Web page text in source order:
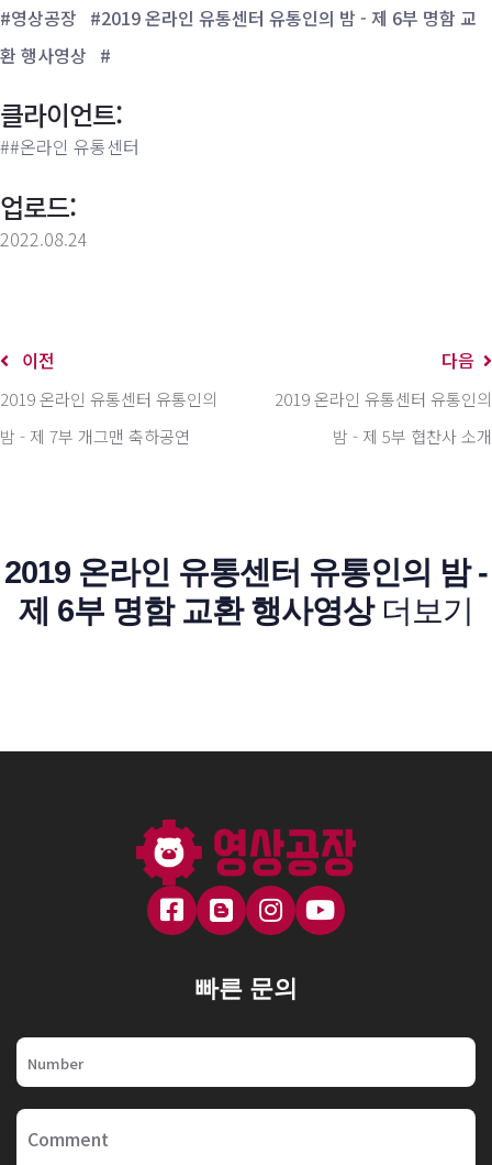
#영상공장 #2019 온라인 유통센터 유통인의 밤 - 제 6부 명함 교
환 행사영상 #
클라이언트:
##온라인 유통센터
업로드:
2022.08.24
이전
2019 온라인 유통센터 유통인의
밤 - 제 7부 개그맨 축하공연
다음
2019 온라인 유통센터 유통인의
밤 - 제 5부 협찬사 소개
2019 온라인 유통센터 유통인의 밤 -
제 6부 명함 교환 행사영상더보기
빠른 문의